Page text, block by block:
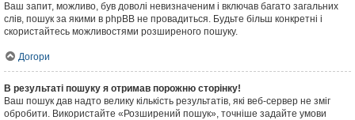
Ваш запит, можливо, був доволі невизначеним і включав багато загальних
слів, пошук за якими в phpBB не провадиться. Будьте більш конкретні і
скористайтесь можливостями розширеного пошуку.
Догори
В результаті пошуку я отримав порожню сторінку!
Ваш пошук дав надто велику кількість результатів, які веб-сервер не зміг
обробити. Використайте «Розширений пошук», точніше задайте умови